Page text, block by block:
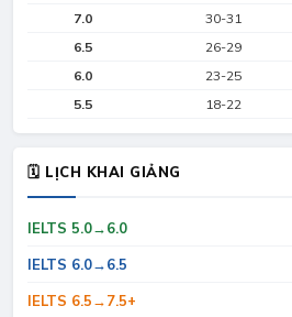
7.0 30-31
6.5
26-29
6.0
23-25
5.5
18-22
🗓 LỊCH KHAI GIẢNG
IELTS 5.0→6.0
IELTS 6.0→6.5
IELTS 6.5→7.5+